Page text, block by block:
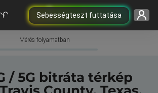
Sebességteszt futtatása
Mérés folyamatban
/ 5G bitráta térkép